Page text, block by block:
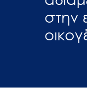
στην